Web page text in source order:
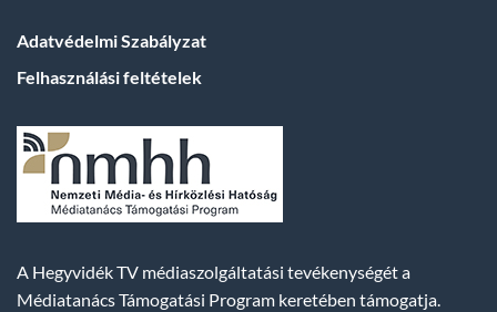
Adatvédelmi Szabályzat
Felhasználási feltételek
A Hegyvidék TV médiaszolgáltatási tevékenységét a
Médiatanács Támogatási Program keretében támogatja.